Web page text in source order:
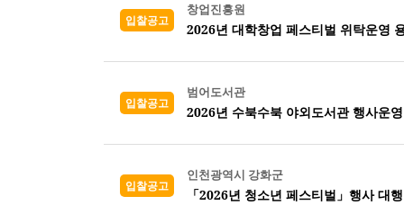
입찰공고
창업진흥원
2026년 대학창업 페스티벌 위탁운영
입찰공고
범어도서관
2026년 수북수북 야외도서관 행사운
입찰공고
인천광역시 강화군
「2026년 청소년 페스티벌」행사 대